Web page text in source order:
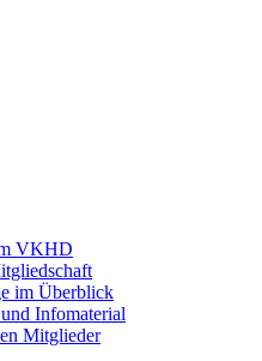
VKHD
im Überblick
Infomaterial
Mitglieder